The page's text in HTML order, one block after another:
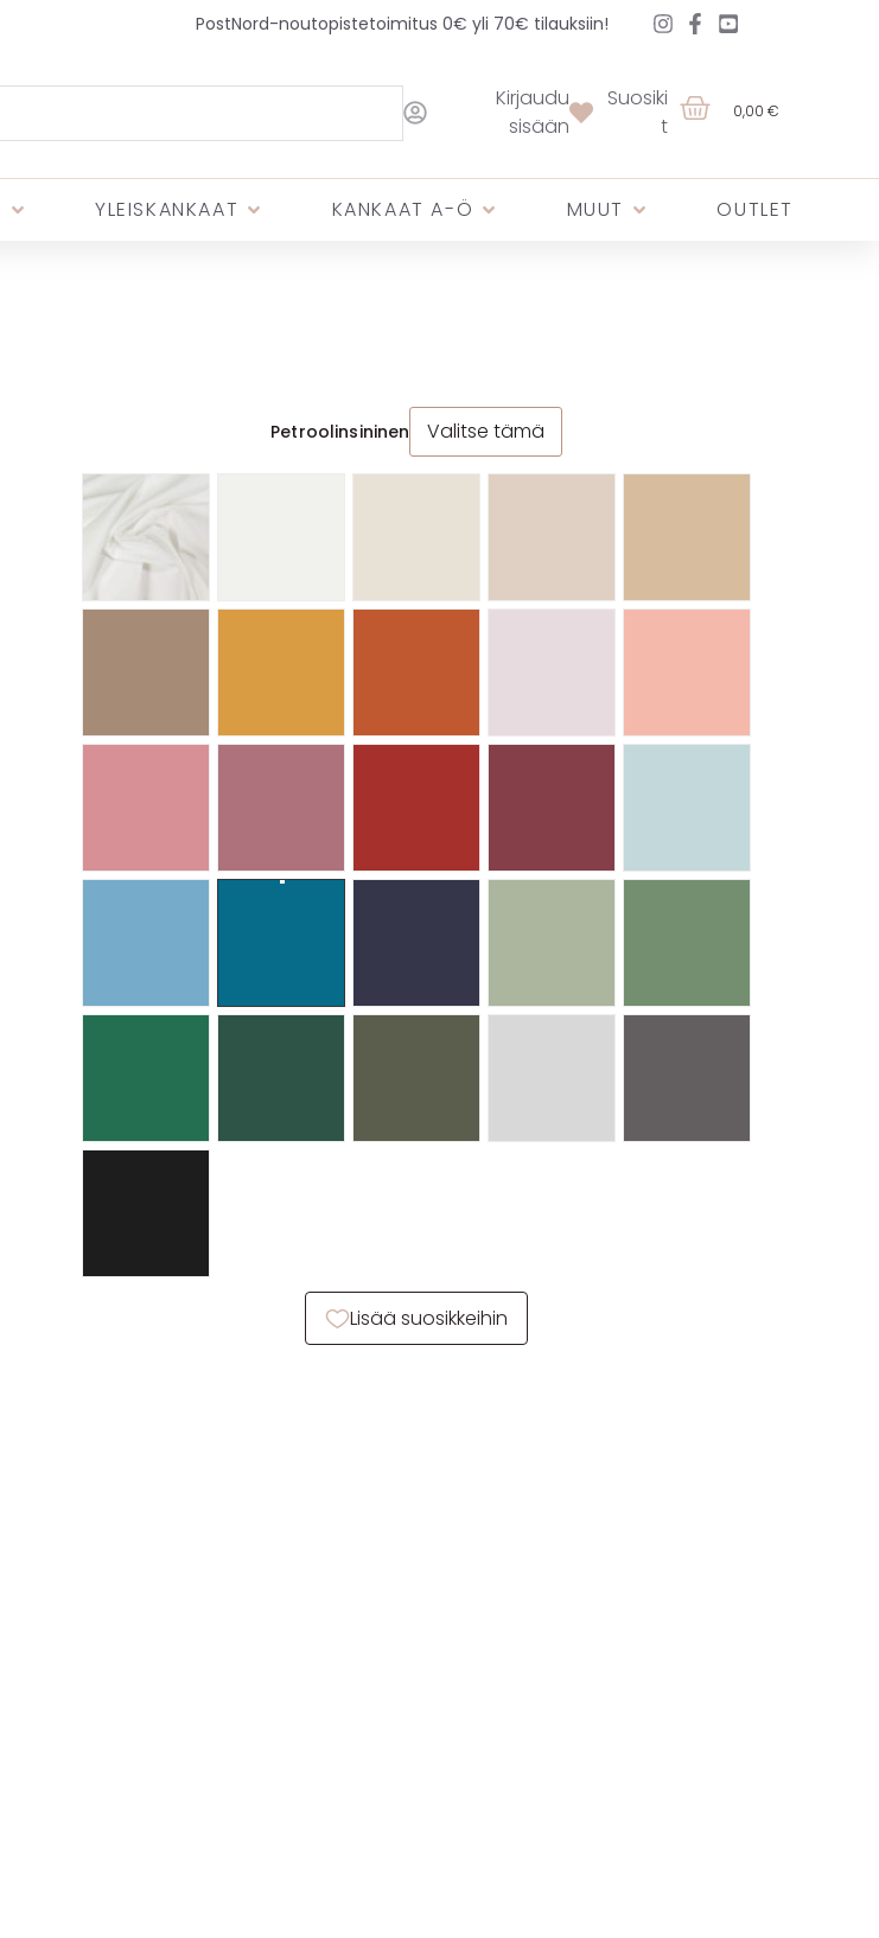
PostNord-noutopistetoimitus 0€ yli 70€ tilauksiin!
Kirjaudu
sisään
Suosiki
t
0,00 €
YLEISKANKAAT KANKAAT A-Ö MUUT OUTLET
Petroolinsininen Valitse tämä
Lisää suosikkeihin